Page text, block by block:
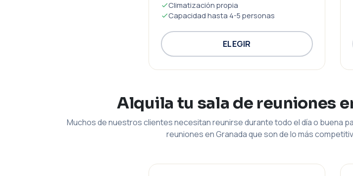
Climatización propia
Capacidad hasta 4-5 personas
ELEGIR
Alquila tu sala de reuniones
Muchos de nuestros clientes necesitan reunirse durante todo el día o buena
reuniones en Granada que son de lo más